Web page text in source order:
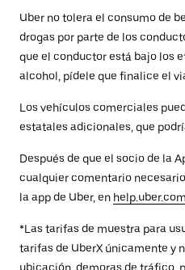
Uber no tolera el consumo de
drogas por parte de los
que el conductor está bajo los
alcohol, pídele que finalice el
Los vehículos comerciales
estatales adicionales, que
Después de que el socio de la
cualquier comentario
la app de Uber, en help.uber.com
*Las tarifas de muestra para
tarifas de UberX únicamente y